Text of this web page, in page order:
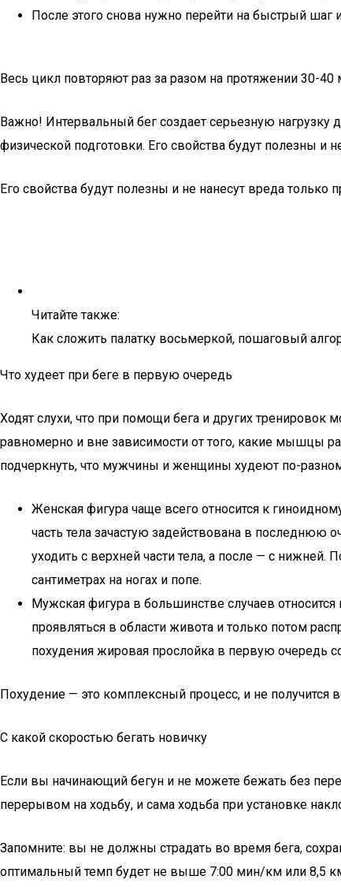
После этого снова нужно перейти на быстрый шаг
Весь цикл повторяют раз за разом на протяжении 30-
Важно! Интервальный бег создает серьезную нагрузку
физической подготовки. Его свойства будут полезны
Его свойства будут полезны и не нанесут вреда
Читайте также:
Как сложить палатку восьмеркой, пошаговый
Что худеет при беге в первую очередь
Ходят слухи, что при помощи бега и других
равномерно и вне зависимости от того, какие мышцы
подчеркнуть, что мужчины и женщины худеют по-
Женская фигура чаще всего относится к
часть тела зачастую задействована в последнюю
уходить с верхней части тела, а после — с
сантиметрах на ногах и попе.
Мужская фигура в большинстве случаев
проявляться в области живота и только потом
похудения жировая прослойка в первую очередь
Похудение — это комплексный процесс, и не получится
С какой скоростью бегать новичку
Если вы начинающий бегун и не можете бежать без
перерывом на ходьбу, и сама ходьба при установке
Запомните: вы не должны страдать во время бега,
оптимальный темп будет не выше 7:00 мин/км или 8,5